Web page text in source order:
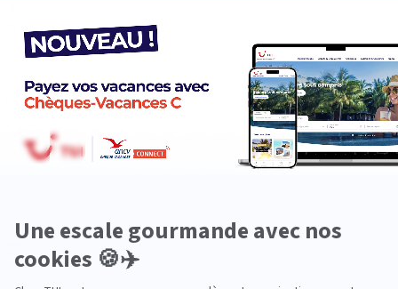
Neige
Plongée
Premium